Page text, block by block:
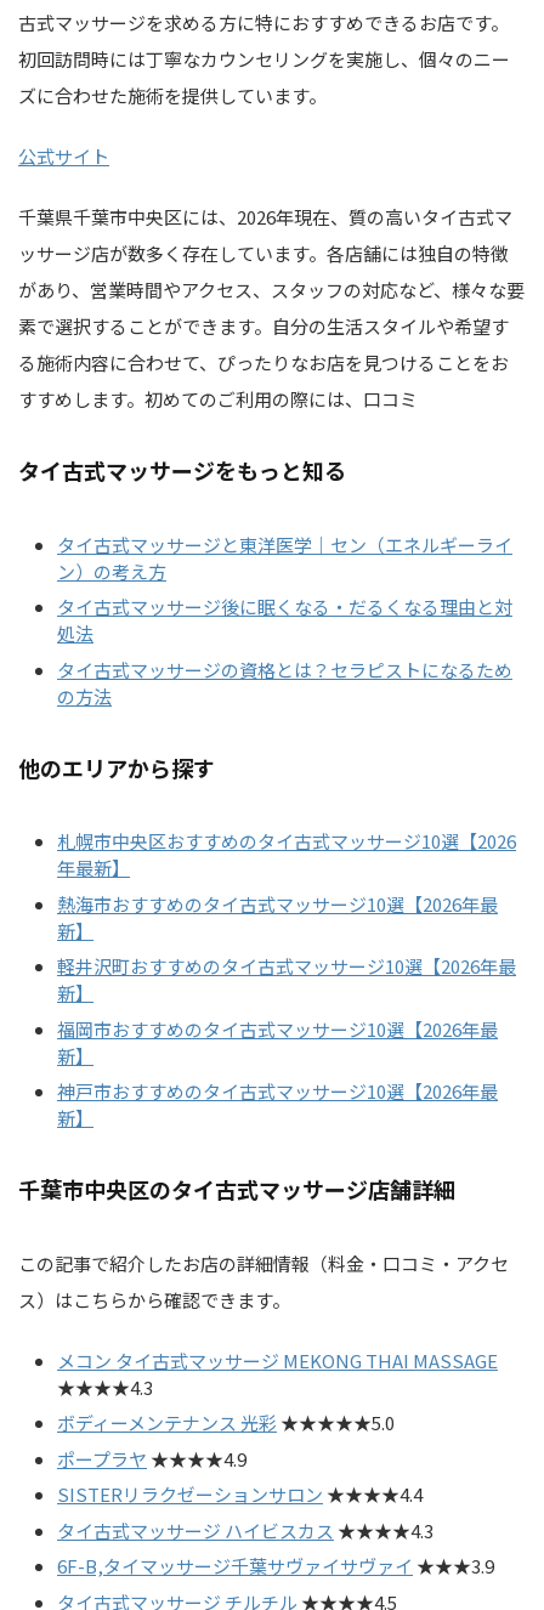
古式マッサージを求める方に特におすすめできるお店です。
初回訪問時には丁寧なカウンセリングを実施し、個々のニー
ズに合わせた施術を提供しています。
公式サイト
千葉県千葉市中央区には、2026年現在、質の高いタイ古式マ
ッサージ店が数多く存在しています。各店舗には独自の特徴
があり、営業時間やアクセス、スタッフの対応など、様々な要
素で選択することができます。自分の生活スタイルや希望す
る施術内容に合わせて、ぴったりなお店を見つけることをお
すすめします。初めてのご利用の際には、口コミ
タイ古式マッサージをもっと知る
タイ古式マッサージと東洋医学｜セン（エネルギーライ
ン）の考え方
タイ古式マッサージ後に眠くなる・だるくなる理由と対
処法
タイ古式マッサージの資格とは？セラピストになるため
の方法
他のエリアから探す
札幌市中央区おすすめのタイ古式マッサージ10選【2026
年最新】
熱海市おすすめのタイ古式マッサージ10選【2026年最
新】
軽井沢町おすすめのタイ古式マッサージ10選【2026年最
新】
福岡市おすすめのタイ古式マッサージ10選【2026年最
新】
神戸市おすすめのタイ古式マッサージ10選【2026年最
新】
千葉市中央区のタイ古式マッサージ店舗詳細
この記事で紹介したお店の詳細情報（料金・口コミ・アクセ
ス）はこちらから確認できます。
メコン タイ古式マッサージ MEKONG THAI MASSAGE
★★★★4.3
ボディーメンテナンス 光彩 ★★★★★5.0
ポープラヤ ★★★★4.9
SISTERリラクゼーションサロン ★★★★4.4
タイ古式マッサージ ハイビスカス ★★★★4.3
6F-B,タイマッサージ千葉サヴァイサヴァイ ★★★3.9
タイ古式マッサージ チルチル ★★★★4.5